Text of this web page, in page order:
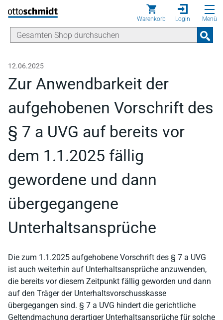
Direkt zum Inhalt
Warenkorb Login Menü
12.06.2025
Zur Anwendbarkeit der
aufgehobenen Vorschrift des
§ 7 a UVG auf bereits vor
dem 1.1.2025 fällig
gewordene und dann
übergegangene
Unterhaltsansprüche
Die zum 1.1.2025 aufgehobene Vorschrift des § 7 a UVG
ist auch weiterhin auf Unterhaltsansprüche anzuwenden,
die bereits vor diesem Zeitpunkt fällig geworden und dann
auf den Träger der Unterhaltsvorschusskasse
übergegangen sind. § 7 a UVG hindert die gerichtliche
Geltendmachung derartiger Unterhaltsansprüche für solche